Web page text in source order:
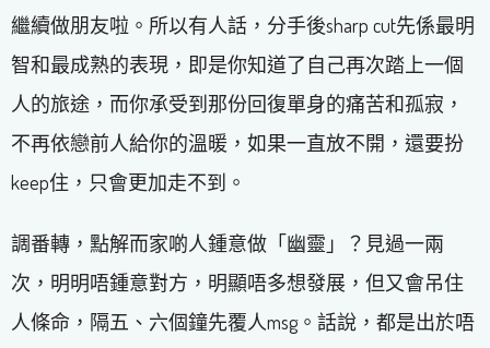
繼續做朋友啦。所以有人話，分手後sharp cut先係最明
智和最成熟的表現，即是你知道了自己再次踏上一個
人的旅途，而你承受到那份回復單身的痛苦和孤寂，
不再依戀前人給你的溫暖，如果一直放不開，還要扮
keep住，只會更加走不到。
調番轉，點解而家啲人鍾意做「幽靈」？見過一兩
次，明明唔鍾意對方，明顯唔多想發展，但又會吊住
人條命，隔五、六個鐘先覆人msg。話說，都是出於唔